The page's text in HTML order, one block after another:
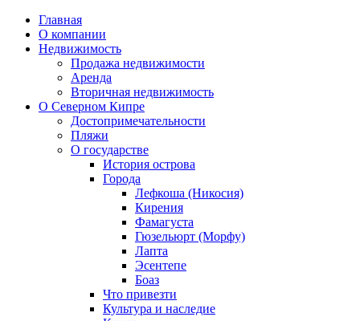
Главная
О компании
Недвижимость
Продажа недвижимости
Аренда
Вторичная недвижимость
О Северном Кипре
Достопримечательности
Пляжи
О государстве
История острова
Города
Лефкоша (Никосия)
Кирения
Фамагуста
Гюзельюрт (Морфу)
Лапта
Эсентепе
Боаз
Что привезти
Культура и наследие